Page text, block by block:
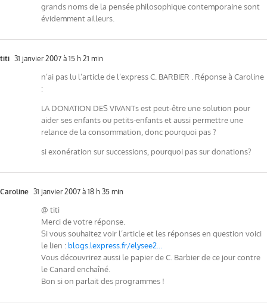
grands noms de la pensée philosophique contemporaine sont
évidemment ailleurs.
titi 31 janvier 2007 à 15 h 21 min
n’ai pas lu l’article de l’express C. BARBIER . Réponse à Caroline
:
LA DONATION DES VIVANTs est peut-être une solution pour
aider ses enfants ou petits-enfants et aussi permettre une
relance de la consommation, donc pourquoi pas ?
si exonération sur successions, pourquoi pas sur donations?
Caroline 31 janvier 2007 à 18 h 35 min
@ titi
Merci de votre réponse.
Si vous souhaitez voir l’article et les réponses en question voici
le lien : blogs.lexpress.fr/elysee2…
Vous découvrirez aussi le papier de C. Barbier de ce jour contre
le Canard enchaîné.
Bon si on parlait des programmes !